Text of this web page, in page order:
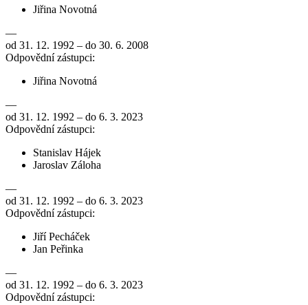
Jiřina Novotná
—
od 31. 12. 1992 – do 30. 6. 2008
Odpovědní zástupci:
Jiřina Novotná
—
od 31. 12. 1992 – do 6. 3. 2023
Odpovědní zástupci:
Stanislav Hájek
Jaroslav Záloha
—
od 31. 12. 1992 – do 6. 3. 2023
Odpovědní zástupci:
Jiří Pecháček
Jan Peřinka
—
od 31. 12. 1992 – do 6. 3. 2023
Odpovědní zástupci: